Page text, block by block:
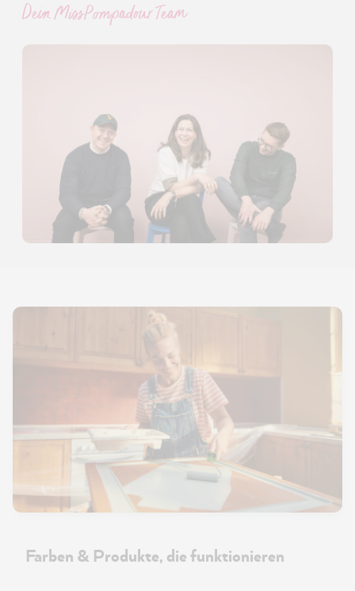
Dein MissPompadour Team
Farben & Produkte, die funktionieren